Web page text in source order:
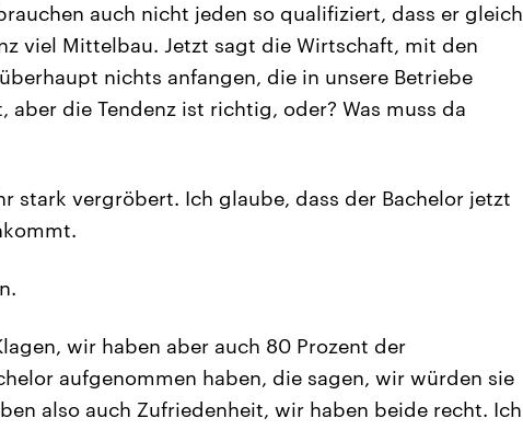
auch nicht jeden so qualifiziert, dass er gleich
viel Mittelbau. Jetzt sagt die Wirtschaft, mit den
nichts anfangen, die in unsere Betriebe
die Tendenz ist richtig, oder? Was muss da
stark vergröbert. Ich glaube, dass der Bachelor jetzt
wir haben aber auch 80 Prozent der
aufgenommen haben, die sagen, wir würden sie
also auch Zufriedenheit, wir haben beide recht. Ich